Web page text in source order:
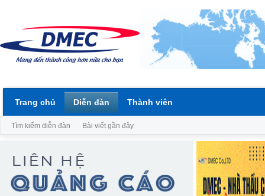
Trang chủ Diễn đàn
Tìm kiếm diễn đàn Bài viết gần đây
Thành viên